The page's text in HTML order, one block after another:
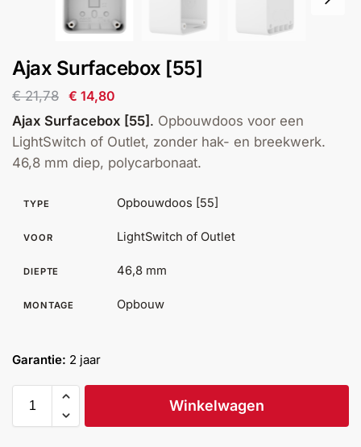
Intercom
Inbraakbeveiliging
Merken
Help &
Ajax Surfacebox [55]
€21,78 € 14,80
Ajax Surfacebox [55] . Opbouwdoos voor een
LightSwitch of Outlet, zonder hak- en breekwerk.
46,8 mm diep, polycarbonaat.
TYPE Opbouwdoos [55]
VOOR LightSwitch of Outlet
DIEPTE 46,8 mm
MONTAGE Opbouw
Garantie: 2 jaar
Winkelwagen